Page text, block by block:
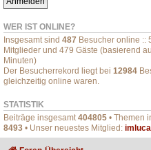
WER IST ONLINE?
Insgesamt sind 487 Besucher online ::
Mitglieder und 479 Gäste (basierend
Minuten)
Der Besucherrekord liegt bei 12984
gleichzeitig online waren.
STATISTIK
Beiträge insgesamt404805 • Themen
8493 • Unser neuestes Mitglied: imluca